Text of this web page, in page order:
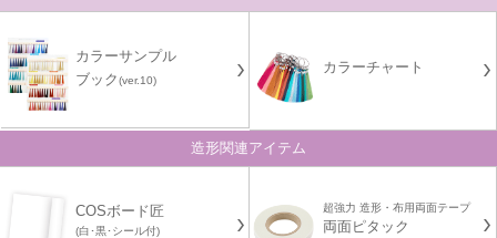
カラーサンプル
ブック(ver.10)
カラーチャート
造形関連アイテム
COSボード匠
(白･黒･シール付)
超強力 造形・布用両面テープ
両面ピタック